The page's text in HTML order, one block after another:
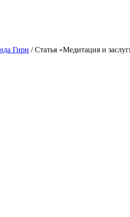
Гири /Статья «Медитация и